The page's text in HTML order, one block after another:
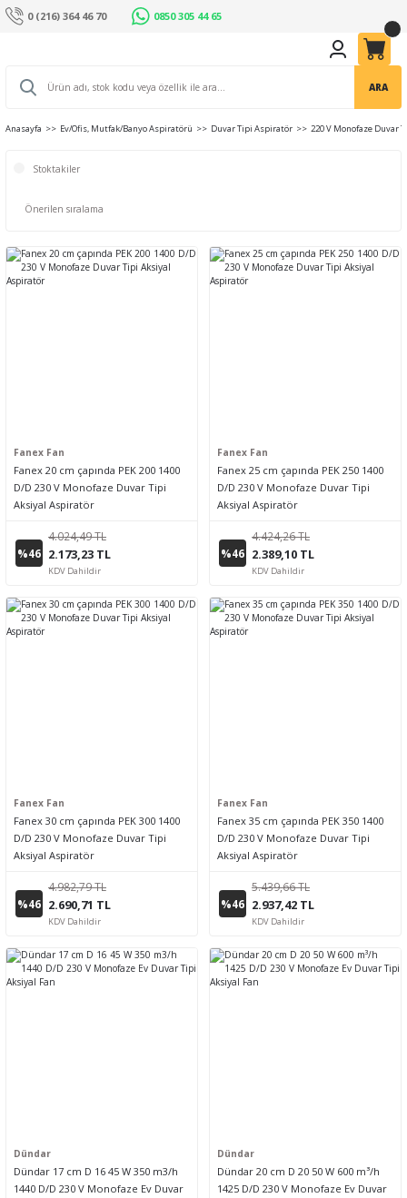
0 (216) 364 46 70 0850 305 44 65
ARA
Anasayfa Ev/Ofis, Mutfak/Banyo Aspiratörü Duvar Tipi Aspiratör 220 V Monofaze Duvar
Stoktakiler
Fanex Fan
Fanex 20 cm çapında PEK 200 1400
D/D 230 V Monofaze Duvar Tipi
Aksiyal Aspiratör
%46
4.024,49 TL
2.173,23 TL
KDV Dahildir
Fanex Fan
Fanex 25 cm çapında PEK 250 1400
D/D 230 V Monofaze Duvar Tipi
Aksiyal Aspiratör
%46
4.424,26 TL
2.389,10 TL
KDV Dahildir
Fanex Fan
Fanex 30 cm çapında PEK 300 1400
D/D 230 V Monofaze Duvar Tipi
Aksiyal Aspiratör
%46
4.982,79 TL
2.690,71 TL
KDV Dahildir
Fanex Fan
Fanex 35 cm çapında PEK 350 1400
D/D 230 V Monofaze Duvar Tipi
Aksiyal Aspiratör
%46
5.439,66 TL
2.937,42 TL
KDV Dahildir
Dündar
Dündar 17 cm D 16 45 W 350 m3/h
1440 D/D 230 V Monofaze Ev Duvar
Dündar
Dündar 20 cm D 20 50 W 600 m³/h
1425 D/D 230 V Monofaze Ev Duvar